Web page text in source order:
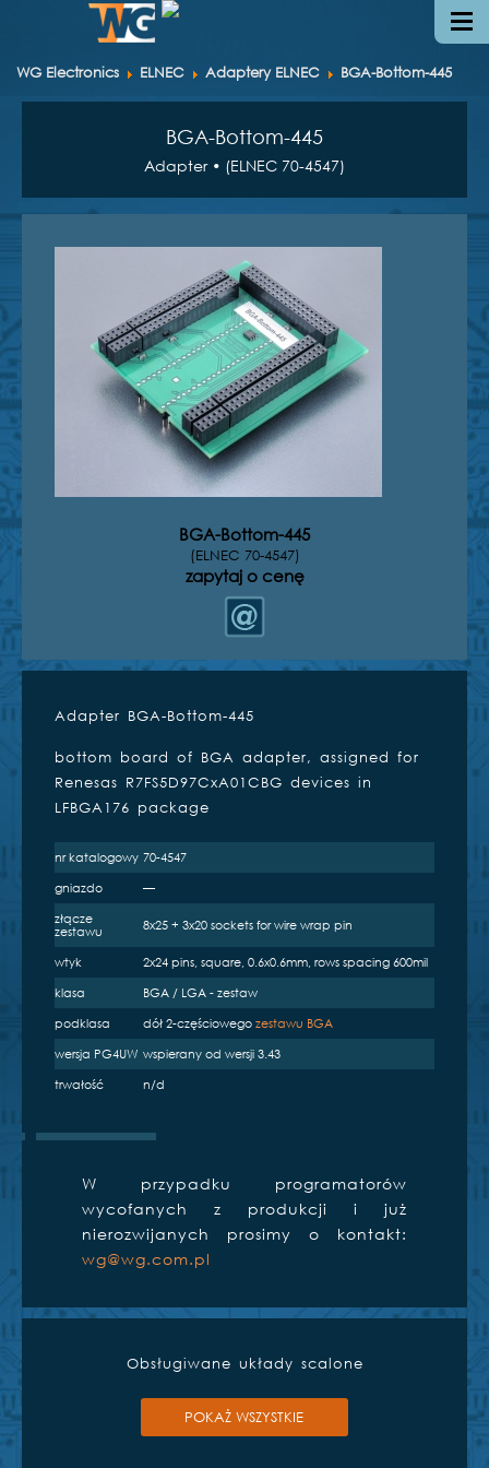
WG Electronics ELNEC Adaptery ELNEC BGA-Bottom-445
BGA-Bottom-445
Adapter • (ELNEC 70-4547)
BGA-Bottom-445
(ELNEC 70-4547)
zapytaj o cenę
Adapter BGA-Bottom-445
bottom board of BGA adapter, assigned for
Renesas R7FS5D97CxA01CBG devices in
LFBGA176 package
nr katalogowy 70-4547
gniazdo
—
złącze
zestawu 8x25 + 3x20 sockets for wire wrap pin
wtyk
2x24 pins, square, 0.6x0.6mm, rows spacing 600mil
klasa
BGA / LGA - zestaw
podklasa
dół 2-częściowegozestawu BGA
wersja PG4UW wspierany od wersji 3.43
trwałość
n/d
inżynierskie
W przypadku programatorów
wycofanych z produkcji i już
nierozwijanych prosimy o kontakt:
wg@wg.com.pl
Obsługiwane układy scalone
POKAŻ WSZYSTKIE